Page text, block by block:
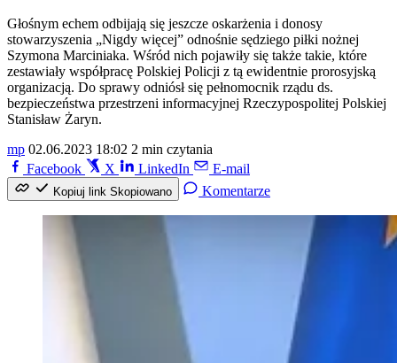
Głośnym echem odbijają się jeszcze oskarżenia i donosy
stowarzyszenia „Nigdy więcej” odnośnie sędziego piłki nożnej
Szymona Marciniaka. Wśród nich pojawiły się także takie, które
zestawiały współpracę Polskiej Policji z tą ewidentnie prorosyjską
organizacją. Do sprawy odniósł się pełnomocnik rządu ds.
bezpieczeństwa przestrzeni informacyjnej Rzeczypospolitej Polskiej
Stanisław Żaryn.
mp 02.06.2023 18:02 2 min czytania
Facebook
X LinkedIn E-mail
Kopiuj link Skopiowano Komentarze